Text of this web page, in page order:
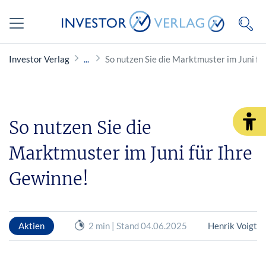
Investor Verlag So nutzen Sie die Marktmuster im Juni
So nutzen Sie die
Marktmuster im Juni für Ihre
Gewinne!
Aktien 2 min | Stand 04.06.2025 Henrik Voigt